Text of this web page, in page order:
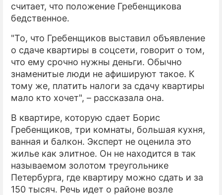
считает, что положение Гребенщикова
бедственное.
"То, что Гребенщиков выставил объявление
о сдаче квартиры в соцсети, говорит о том,
что ему срочно нужны деньги. Обычно
знаменитые люди не афишируют такое. К
тому же, платить налоги за сдачу квартиры
мало кто хочет", – рассказала она.
В квартире, которую сдает Борис
Гребенщиков, три комнаты, большая кухня,
ванная и балкон. Эксперт не оценила это
жилье как элитное. Он не находится в так
называемом золотом треугольнике
Петербурга, где квартиру можно сдать и за
150 тысяч. Речь идет о районе возле